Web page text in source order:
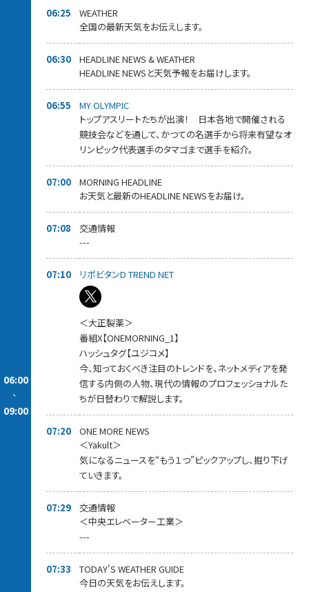
06:00
-
09:00
06:25
WEATHER
全国の最新天気をお伝えします。
06:30
HEADLINE NEWS & WEATHER
HEADLINE NEWSと天気予報をお届けします。
06:55
MY OLYMPIC
トップアスリートたちが出演！ 日本各地で開催される
競技会などを通して、かつての名選手から将来有望なオ
リンピック代表選手のタマゴまで選手を紹介。
07:00
MORNING HEADLINE
お天気と最新のHEADLINE NEWSをお届け。
07:08
交通情報
---
07:10 リポビタンD TREND NET
＜大正製薬＞
番組X【ONEMORNING_1】
ハッシュタグ【ユジコメ】
今、知っておくべき注目のトレンドを、ネットメディアを発
信する内側の人物、現代の情報のプロフェッショナルた
ちが日替わりで解説します。
07:20
ONE MORE NEWS
＜Yakult＞
気になるニュースを“もう１つ”ピックアップし、掘り下げ
ていきます。
07:29
交通情報
＜中央エレベーター工業＞
---
07:33
TODAY'S WEATHER GUIDE
今日の天気をお伝えします。